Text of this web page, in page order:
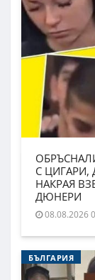
С
НАКРАЯ
ДЮНЕРИ
08.08.2026
БЪЛГАРИЯ